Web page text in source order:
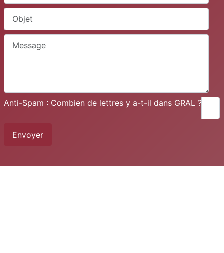
Anti-Spam : Combien de lettres y a-t-il dans GRAL ?